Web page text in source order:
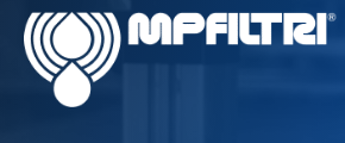
Passa
contenuto
principale
Passa